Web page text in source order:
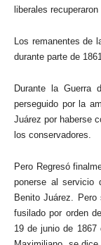
liberales
Los remanentes de
durante parte de
Durante la
perseguido por la
Juárez por haberse
los conservadores.
Pero Regresó
ponerse al servicio
Benito Juárez.
fusilado por orden
19 de junio de